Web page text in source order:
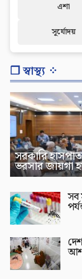
এশা
সূর্যোদয়
❐ স্বাস্থ্য ⁘
সরকারি
ভরসার জায়গা
সব